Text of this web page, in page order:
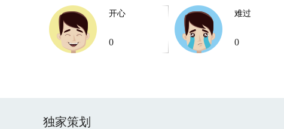
开心
0
难过
0
独家策划